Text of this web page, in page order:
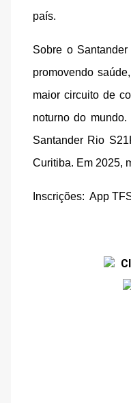
país.
Sobre o
promovendo
maior circuito de
noturno do
Santander Rio
Curitiba. Em 2025,
Inscrições: App